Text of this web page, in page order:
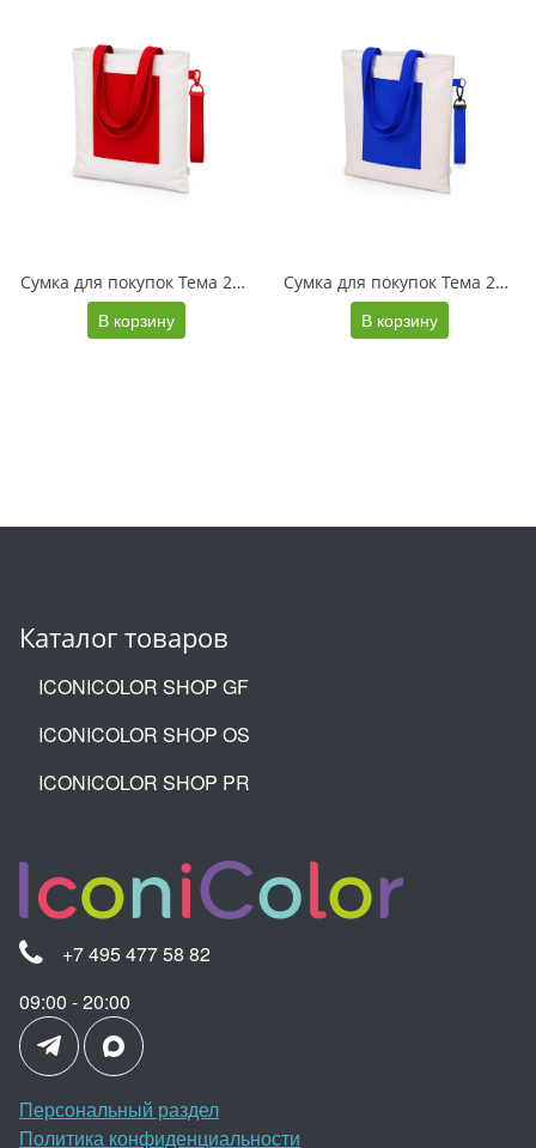
Сумка для покупок Тема 280 г из переработанных материалов, натуральный/красный + ремувка
В корзину
Сумка для покупок Тема 280 г из переработанных материалов, натуральный/синий + ремувка
В корзину
Каталог товаров
ICONICOLOR SHOP GF
ICONICOLOR SHOP OS
ICONICOLOR SHOP PR
+7 495 477 58 82
09:00 - 20:00
Персональный раздел
Политика конфиденциальности